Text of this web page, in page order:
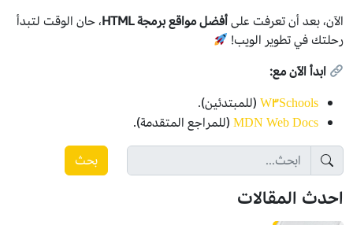
الآن، بعد أن تعرفت علىأفضل مواقع برمجة HTML
، حان الوقت لتبدأ
رحلتك في تطوير الويب!
ابدأ الآن مع:
W3Schools (للمبتدئين).
MDN Web Docs (للمراجع المتقدمة).
بحث
احدث المقالات